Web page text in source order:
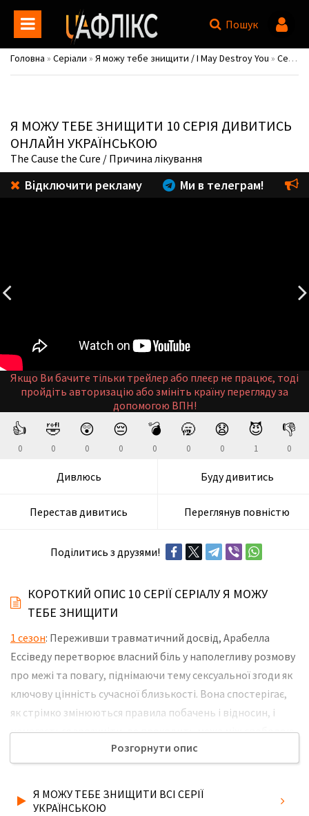
Пошук
Головна » Серіали » Я можу тебе знищити / I May Destroy You » Сезон 1
Я МОЖУ ТЕБЕ ЗНИЩИТИ 10 СЕРІЯ ДИВИТИСЬ
ОНЛАЙН УКРАЇНСЬКОЮ
The Cause the Cure / Причина лікування
Відключити рекламу Ми в телеграм!
Якщо Ви бачите тільки трейлер або плеєр не працює, тоді
пройдіть авторизацію або змініть країну перегляду за
допомогою ВПН!
👍
0
🤣
0
😲
0
😔
0
💣
0
🥱
0
😧
0
😈
1
👎
0
Дивлюсь Буду дивитись
Перестав дивитись Переглянув повністю
Поділитись з друзями!
КОРОТКИЙ ОПИС 10 СЕРІЇ СЕРІАЛУ Я МОЖУ
ТЕБЕ ЗНИЩИТИ
1 сезон: Переживши травматичний досвід, Арабелла
Ессіведу перетворює власний біль у наполегливу розмову
про межі та повагу, піднімаючи тему сексуальної згоди як
ключову цінність сучасної близькості. Вона спостерігає,
як стрімко змінюються правила побачень і відносин, і
намагається зрозуміти, де проходить межа між свободою
вибору і прихованою експлуатацією. Її особиста історія
люди взаємодіють один з одним і як важливо вчитися
чути не тільки свої бажання, а й чужі межі. Не забудьте
Розгорнути опис
Я МОЖУ ТЕБЕ ЗНИЩИТИ ВСІ СЕРІЇ
УКРАЇНСЬКОЮ